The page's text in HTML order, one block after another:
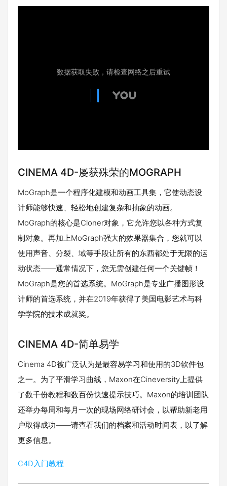
CINEMA 4D-屡获殊荣的MOGRAPH
MoGraph是一个程序化建模和动画工具集，它使动态设
计师能够快速、轻松地创建复杂和抽象的动画。
MoGraph的核心是Cloner对象，它允许您以各种方式复
制对象。再加上MoGraph强大的效果器集合，您就可以
使用声音、分裂、域等手段让所有的东西都处于无限的运
动状态——通常情况下，您无需创建任何一个关键帧！
MoGraph是您的首选系统。MoGraph是专业广播图形设
计师的首选系统，并在2019年获得了美国电影艺术与科
学学院的技术成就奖。
CINEMA 4D-简单易学
Cinema 4D被广泛认为是最容易学习和使用的3D软件包
之一。为了平滑学习曲线，Maxon在Cineversity上提供
了数千份教程和数百份快速提示技巧。Maxon的培训团队
还举办每周和每月一次的现场网络研讨会，以帮助新老用
户取得成功——请查看我们的档案和活动时间表，以了解
更多信息。
C4D入门教程